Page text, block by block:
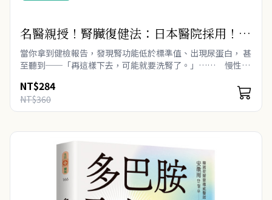
名醫親授！腎臟復健法：日本醫院採用！腎
臟科權威教你在家就能強腎的復健運動×飲
食策略，8週修復腎功能，遠離洗腎
當你拿到健檢報告，發現腎功能低於標準值、出現尿蛋白， 甚
至聽到──「再這樣下去，可能就要洗腎了。」…… 慢性腎
NT$284
NT$360